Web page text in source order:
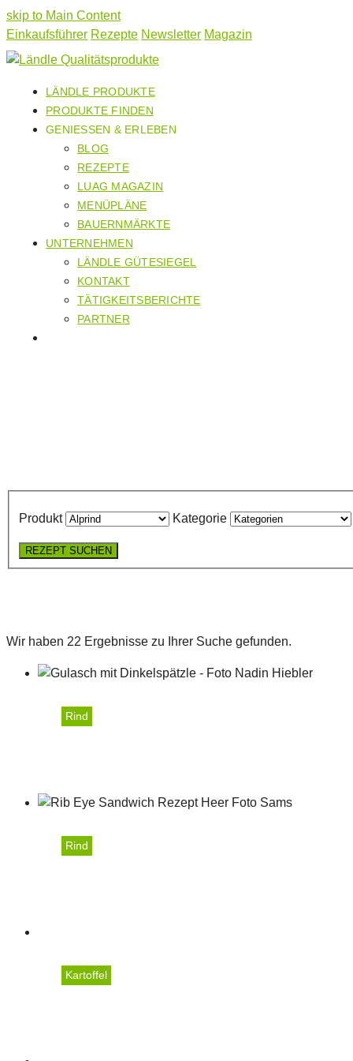
skip to Main Content
Einkaufsführer Rezepte Newsletter Magazin
LÄNDLE PRODUKTE
PRODUKTE FINDEN
GENIESSEN & ERLEBEN
BLOG
REZEPTE
LUAG MAGAZIN
MENÜPLÄNE
BAUERNMÄRKTE
UNTERNEHMEN
LÄNDLE GÜTESIEGEL
KONTAKT
TÄTIGKEITSBERICHTE
PARTNER
Produkt Kategorie
REZEPT SUCHEN
Wir haben 22 Ergebnisse zu Ihrer Suche gefunden.
Rind
Rind
Kartoffel